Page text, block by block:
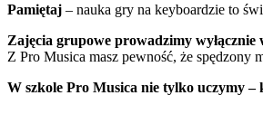
Pamiętaj – nauka gry na keyboardzie to
Zajęcia grupowe prowadzimy wyłącznie
Z Pro Musica masz pewność, że spędzony
W szkole Pro Musica nie tylko uczymy –